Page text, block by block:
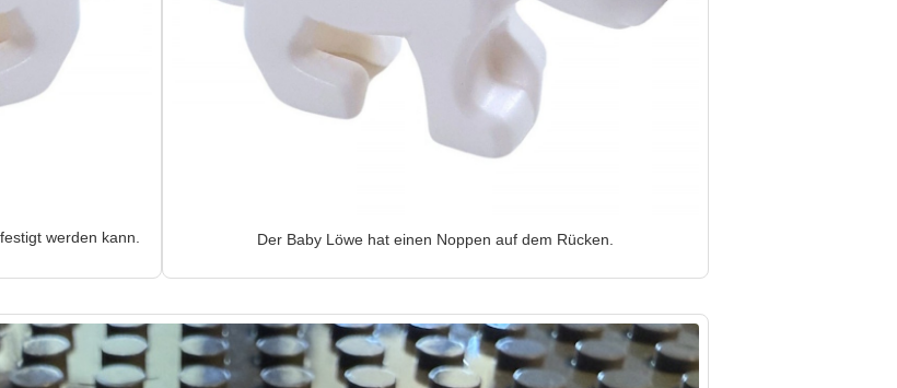
werden kann. Der Baby Löwe hat einen Noppen auf dem Rücken.